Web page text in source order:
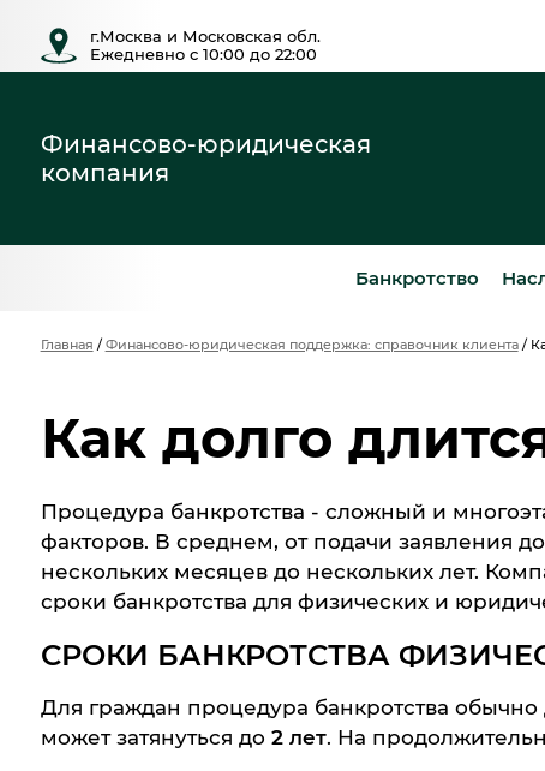
г.Москва и Московская обл.
Ежедневно с 10:00 до 22:00
Финансово-юридическая
компания
Банкротство
Главная / Финансово-юридическая поддержка: справочник клиента/
Как долго
Процедура банкротства - сложный и
факторов. В среднем, от подачи заявления
нескольких месяцев до нескольких лет.
сроки банкротства для физических и
СРОКИ БАНКРОТСТВА
Для граждан процедура банкротства обычно
может затянуться до 2 лет. На